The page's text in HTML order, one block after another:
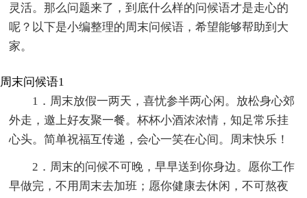
灵活。那么问题来了，到底什么样的问候语才是走心的
呢？以下是小编整理的周末问候语，希望能够帮助到大
家。
周末问候语1
1．周末放假一两天，喜忧参半两心闲。放松身心郊
外走，邀上好友聚一餐。杯杯小酒浓浓情，知足常乐挂
心头。简单祝福互传递，会心一笑在心间。周末快乐！
2．周末的问候不可晚，早早送到你身边。愿你工作
早做完，不用周末去加班；愿你健康去休闲，不可熬夜